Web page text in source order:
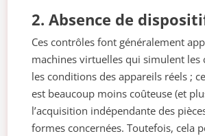
2. Absence de
Ces contrôles font généralement
machines virtuelles qui simulent les
les conditions des appareils réels ;
est beaucoup moins coûteuse (et
l’acquisition indépendante des
formes concernées. Toutefois, cela